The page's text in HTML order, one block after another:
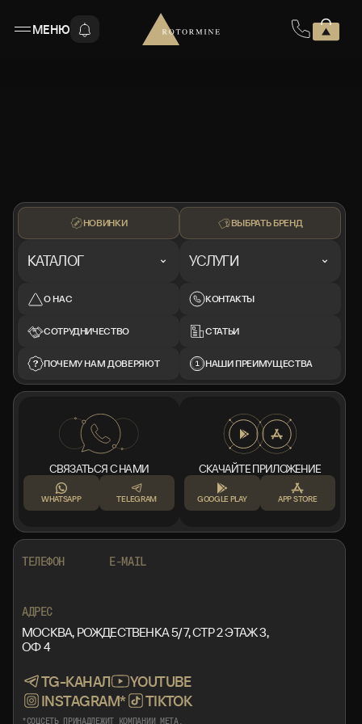
МЕНЮ
НОВИНКИ
КАТАЛОГ
О НАС
СОТРУДНИЧЕСТВО
ПОЧЕМУ НАМ ДОВЕРЯЮТ
ВЫБРАТЬ БРЕНД
УСЛУГИ
КОНТАКТЫ
СТАТЬИ
НАШИ ПРЕИМУЩЕСТВА
СВЯЗАТЬСЯ С НАМИ
WHATSAPP TELEGRAM
СКАЧАЙТЕ ПРИЛОЖЕНИЕ
GOOGLE PLAY APP STORE
ТЕЛЕФОН E-MAIL
АДРЕС
МОСКВА, РОЖДЕСТВЕНКА 5/7, СТР 2 ЭТАЖ 3,
ОФ 4
TG-КАНАЛ
YOUTUBE
INSTAGRAM*
TIKTOK
*СОЦСЕТЬ ПРИНАДЛЕЖИТ КОМПАНИИ META,